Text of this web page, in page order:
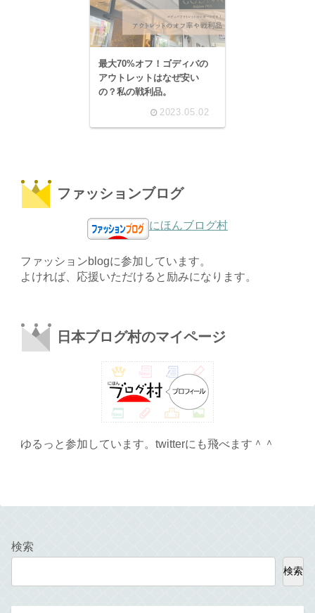
最大70%オフ！ゴディバの
アウトレットはなぜ安い
の？私の戦利品。
2023.05.02
ファッションブログ
にほんブログ村
ファッションblogに参加しています。
よければ、応援いただけると励みになります。
日本ブログ村のマイページ
ゆるっと参加しています。twitterにも飛べます＾＾
検索
検索